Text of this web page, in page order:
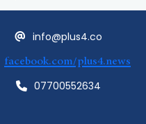
info@plus4.co
facebook.com/plus4.news
07700552634